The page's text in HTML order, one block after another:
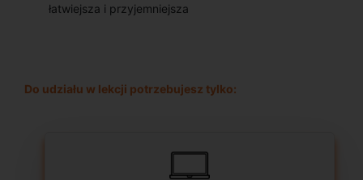
łatwiejsza i przyjemniejsza
Do udziału w lekcji potrzebujesz tylko: